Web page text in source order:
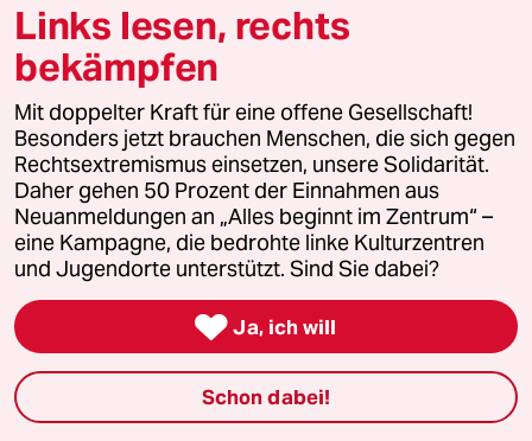
Stühle erwarten sehnsüchtig ihre Schüler*innen –
aber nur bis zur 5. Klasse
Foto: Liselotte Sabroe/dpa
Für alle Einrichtungen galten dabei bestimmte
Anforderungen wie ein ausreichender Abstand
Hygienemaßnahmen. Insgesamt sind 650.000
Kinder von den Öffnungen betroffen.(dpa)
Links lesen, rechts
bekämpfen
Mit doppelter Kraft für eine offene Gesellschaft!
Besonders jetzt brauchen Menschen, die sich gegen
Rechtsextremismus einsetzen, unsere Solidarität.
Daher gehen 50 Prozent der Einnahmen aus
Neuanmeldungen an „Alles beginnt im Zentrum“ –
eine Kampagne, die bedrohte linke Kulturzentren
und Jugendorte unterstützt. Sind Sie dabei?
 Ja, ich will
Schon dabei!